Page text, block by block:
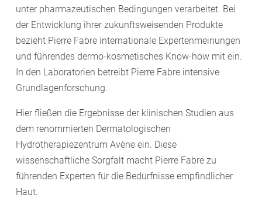
unter pharmazeutischen Bedingungen verarbeitet. Bei
der Entwicklung ihrer zukunftsweisenden Produkte
bezieht Pierre Fabre internationale Expertenmeinungen
und führendes dermo-kosmetisches Know-how mit ein.
In den Laboratorien betreibt Pierre Fabre intensive
Grundlagenforschung.
Hier fließen die Ergebnisse der klinischen Studien aus
dem renommierten Dermatologischen
Hydrotherapiezentrum Avène ein. Diese
wissenschaftliche Sorgfalt macht Pierre Fabre zu
führenden Experten für die Bedürfnisse empfindlicher
Haut.